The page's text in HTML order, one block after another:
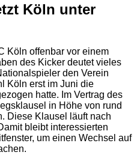
Köln unter
Köln offenbar vor einem
des Kicker deutet vieles
den Verein
Köln erst im Juni die
hatte. Im Vertrag des
in Höhe von rund
Diese Klausel läuft nach
bleibt interessierten
um einen Wechsel auf